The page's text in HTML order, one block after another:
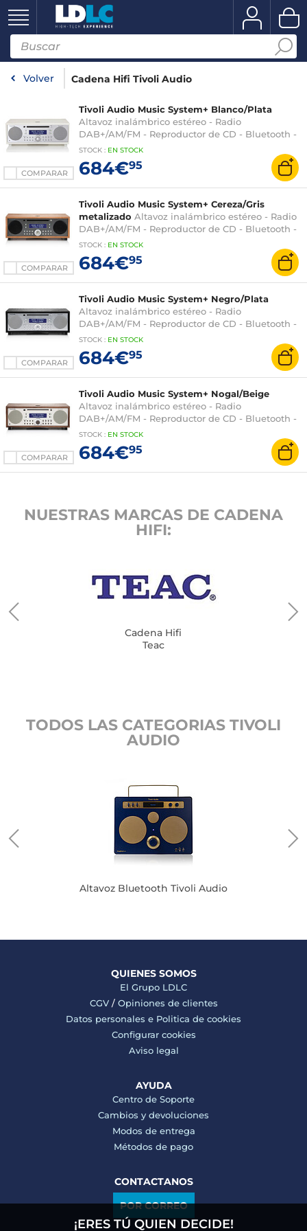
Volver Cadena Hifi Tivoli Audio
COMPARAR
Tivoli Audio Music System+ Blanco/Plata
Altavoz inalámbrico estéreo - Radio
DAB+/AM/FM - Reproductor de CD - Bluetooth -
AUX
STOCK : EN STOCK
684€95
COMPARAR
Tivoli Audio Music System+ Cereza/Gris
metalizado Altavoz inalámbrico estéreo - Radio
DAB+/AM/FM - Reproductor de CD - Bluetooth -
AUX
STOCK : EN STOCK
684€95
COMPARAR
Tivoli Audio Music System+ Negro/Plata
Altavoz inalámbrico estéreo - Radio
DAB+/AM/FM - Reproductor de CD - Bluetooth -
AUX
STOCK : EN STOCK
684€95
COMPARAR
Tivoli Audio Music System+ Nogal/Beige
Altavoz inalámbrico estéreo - Radio
DAB+/AM/FM - Reproductor de CD - Bluetooth -
AUX
STOCK : EN STOCK
684€95
NUESTRAS MARCAS DE CADENA
HIFI:
Cadena Hifi
Teac
TODOS LAS CATEGORIAS TIVOLI
AUDIO
Altavoz Bluetooth Tivoli Audio
QUIENES SOMOS
El Grupo LDLC
CGV/ Opiniones de clientes
Datos personales e Politica de cookies
Configurar cookies
Aviso legal
AYUDA
Centro de Soporte
Cambios y devoluciones
Modos de entrega
Métodos de pago
CONTACTANOS
POR CORREO
¡ERES TÚ QUIEN DECIDE!